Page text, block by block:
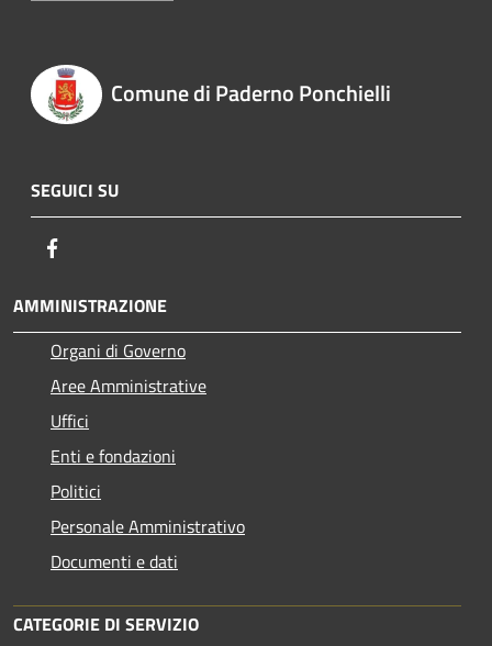
Comune di Paderno Ponchielli
SEGUICI SU
AMMINISTRAZIONE
Organi di Governo
Aree Amministrative
Uffici
Enti e fondazioni
Politici
Personale Amministrativo
Documenti e dati
CATEGORIE DI SERVIZIO